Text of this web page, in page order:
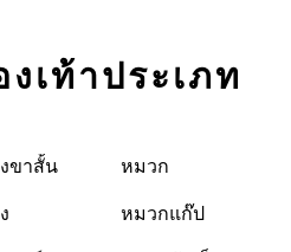
เท้าประเภท
งขาสั้น หมวก
หมวกแก๊ป